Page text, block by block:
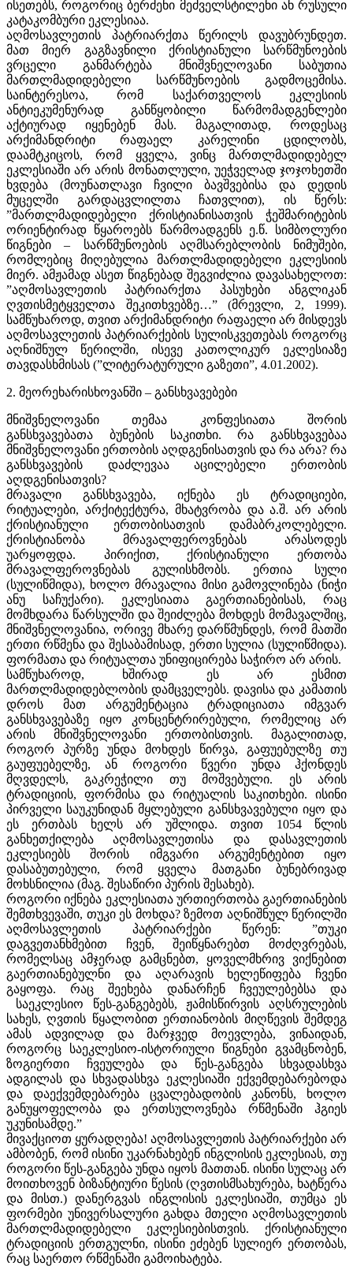
ისეთებს, როგორიც ბერძენი მეძველსტილენი ან რუსული
კატაკომბური ეკლესიაა.
აღმოსავლეთის პატრიარქთა წერილს დავუბრუნდეთ.
მათ მიერ გაგზავნილი ქრისტიანული სარწმუნოების
ვრცელი განმარტება მნიშვნელოვანი საბუთია
მართლმადიდებელი სარწმუნოების გადმოცემისა.
საინტერესოა, რომ საქართველოს ეკლესიის
ანტიეკუმენურად განწყობილი წარმომადგენლები
აქტიურად იყენებენ მას. მაგალითად, როდესაც
არქიმანდრიტი რაფაელ კარელინი ცდილობს,
დაამტკიცოს, რომ ყველა, ვინც მართლმადიდებელ
ეკლესიაში არ არის მონათლული, უეჭველად ჯოჯოხეთში
ხვდება (მოუნათლავი ჩვილი ბავშვებისა და დედის
მუცელში გარდაცვლილთა ჩათვლით), ის წერს:
”მართლმადიდებელი ქრისტიანისათვის ჭეშმარიტების
ორიენტირად წყაროებს წარმოადგენს ე.წ. სიმბოლური
წიგნები – სარწმუნოების აღმსარებლობის ნიმუშები,
რომლებიც მიღებულია მართლმადიდებელი ეკლესიის
მიერ. ამჟამად ასეთ წიგნებად შეგვიძლია დავასახელოთ:
”აღმოსავლეთის პატრიარქთა პასუხები ანგლიკან
ღვთისმეტყველთა შეკითხვებზე…” (მრევლი, 2, 1999).
სამწუხაროდ, თვით არქიმანდრიტი რაფაელი არ მისდევს
აღმოსავლეთის პატრიარქების სულისკვეთებას როგორც
აღნიშნულ წერილში, ისევე კათოლიკურ ეკლესიაზე
თავდასხმისას (”ლიტერატურული გაზეთი”, 4.01.2002).
2. მეორეხარისხოვანში – განსხვავებები
მნიშვნელოვანი თემაა კონფესიათა შორის
განსხვავებათა ბუნების საკითხი. რა განსხვავებაა
მნიშვნელოვანი ერთობის აღდგენისათვის და რა არა? რა
განსხვავების დაძლევაა აცილებელი ერთობის
აღდგენისათვის?
მრავალი განსხვავება, იქნება ეს ტრადიციები,
რიტუალები, არქიტექტურა, მხატვრობა და ა.შ. არ არის
ქრისტიანული ერთობისათვის დამაბრკოლებელი.
ქრისტიანობა მრავალფეროვნებას არასოდეს
უარყოფდა. პირიქით, ქრისტიანული ერთობა
მრავალფეროვნებას გულისხმობს. ერთია სული
(სულიწმიდა), ხოლო მრავალია მისი გამოვლინება (ნიჭი
ანუ საჩუქარი). ეკლესიათა გაერთიანებისას, რაც
მომხდარა წარსულში და შეიძლება მოხდეს მომავალშიც,
მნიშვნელოვანია, ორივე მხარე დარწმუნდეს, რომ მათში
ერთი რწმენა და შესაბამისად, ერთი სულია (სულიწმიდა).
ფორმათა და რიტუალთა უნიფიცირება საჭირო არ არის.
სამწუხაროდ, ხშირად ეს არ ესმით
მართლმადიდებლობის დამცველებს. დავისა და კამათის
დროს მათ არგუმენტაცია ტრადიციათა იმგვარ
განსხვავებაზე იყო კონცენტრირებული, რომელიც არ
არის მნიშვნელოვანი ერთობისთვის. მაგალითად,
როგორ პურზე უნდა მოხდეს წირვა, გაფუებულზე თუ
გაუფუებელზე, ან როგორი წვერი უნდა ჰქონდეს
მღვდელს, გაკრეჭილი თუ მოშვებული. ეს არის
ტრადიციის, ფორმისა და რიტუალის საკითხები. ისინი
პირველი საუკუნიდან მყლებული განსხვავებული იყო და
ეს ერთბას ხელს არ უშლიდა. თვით 1054 წლის
განხეთქილება აღმოსავლეთისა და დასავლეთის
ეკლესიებს შორის იმგვარი არგუმენტებით იყო
დასაბუთებული, რომ ყველა მათგანი ბუნებრივად
მოხსნილია (მაგ. შესაწირი პურის შესახებ).
როგორი იქნება ეკლესიათა ურთიერთობა გაერთიანების
შემთხვევაში, თუკი ეს მოხდა? ზემოთ აღნიშნულ წერილში
აღმოსავლეთის პატრიარქები წერენ: ”თუკი
დაგვეთანხმებით ჩვენ, შეიწყნარებთ მოძღვრებას,
რომელსაც ამჯერად გამცნებთ, ყოველმხრივ ვიქნებით
გაერთიანებულნი და აღარავის ხელეწიფება ჩვენი
გაყოფა. რაც შეეხება დანარჩენ ჩვეულებებსა და
საეკლესიო წეს-განგებებს, ჟამისწირვის აღსრულების
სახეს, ღვთის წყალობით ერთიანობის მიღწევის შემდეგ
ამას ადვილად და მარჯვედ მოევლება, ვინაიდან,
როგორც საეკლესიო-ისტორიული წიგნები გვამცნობენ,
ზოგიერთი ჩვეულება და წეს-განგება სხვადასხვა
ადგილას და სხვადასხვა ეკლესიაში ექვემდებარებოდა
და დაექვემდებარება ცვალებადობის კანონს, ხოლო
განუყოფელობა და ერთსულოვნება რწმენაში ჰგიეს
უკუნისამდე.”
მივაქციოთ ყურადღება! აღმოსავლეთის პატრიარქები არ
ამბობენ, რომ ისინი უკარნახებენ ინგლისის ეკლესიას, თუ
როგორი წეს-განგება უნდა იყოს მათთან. ისინი სულაც არ
მოითხოვენ ბიზანტიური წესის (ღვთისმსახურება, ხატწერა
და მისთ.) დანერგვას ინგლისის ეკლესიაში, თუმცა ეს
ფორმები უნივერსალური გახდა მთელი აღმოსავლეთის
მართლმადიდებელი ეკლესიებისთვის. ქრისტიანული
ტრადიციის ერთგულნი, ისინი ეძებენ სულიერ ერთობას,
რაც საერთო რწმენაში გამოიხატება.